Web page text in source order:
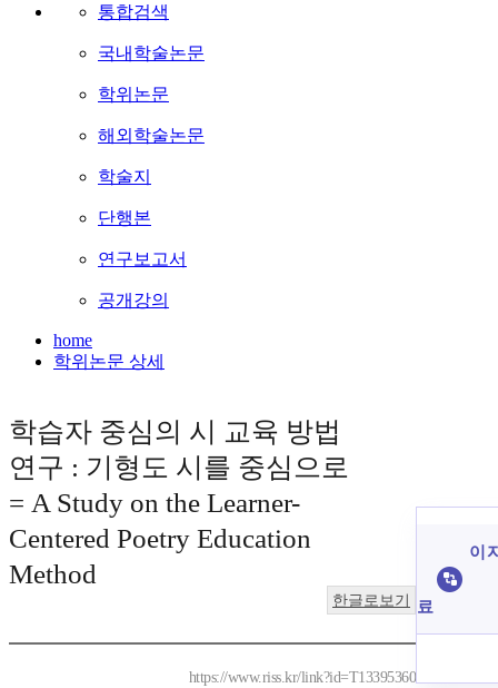
통합검색
국내학술논문
학위논문
해외학술논문
학술지
단행본
연구보고서
공개강의
home
학위논문 상세
학습자 중심의 시 교육 방법
연구 : 기형도 시를 중심으로
= A Study on the Learner-
Centered Poetry Education
Method
한글로보기
https://www.riss.kr/link?id=T13395360
이
료